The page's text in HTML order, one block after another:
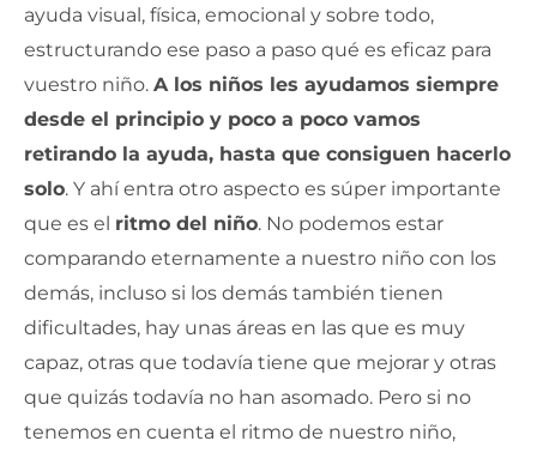
ayuda visual, física, emocional y sobre todo,
estructurando ese paso a paso qué es eficaz para
vuestro niño. A los niños les ayudamos siempre
desde el principio y poco a poco vamos
retirando la ayuda, hasta que consiguen hacerlo
solo. Y ahí entra otro aspecto es súper importante
que es el ritmo del niño. No podemos estar
comparando eternamente a nuestro niño con los
demás, incluso si los demás también tienen
dificultades, hay unas áreas en las que es muy
capaz, otras que todavía tiene que mejorar y otras
que quizás todavía no han asomado. Pero si no
tenemos en cuenta el ritmo de nuestro niño,